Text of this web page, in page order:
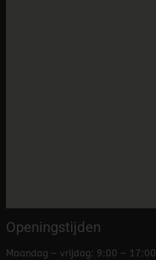
Openingstijden
Maandag – vrijdag: 9:00 – 17:00